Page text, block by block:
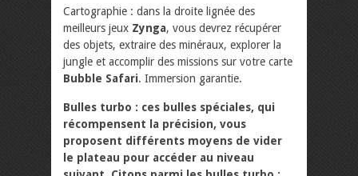
Cartographie : dans la droite lignée des
meilleurs jeux Zynga, vous devrez récupérer
des objets, extraire des minéraux, explorer la
jungle et accomplir des missions sur votre carte
Bubble Safari. Immersion garantie.
Bulles turbo : ces bulles spéciales, qui
récompensent la précision, vous
proposent différents moyens de vider
le plateau pour accéder au niveau